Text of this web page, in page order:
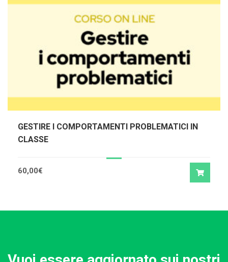
GESTIRE I COMPORTAMENTI PROBLEMATICI IN
CLASSE
60,00€